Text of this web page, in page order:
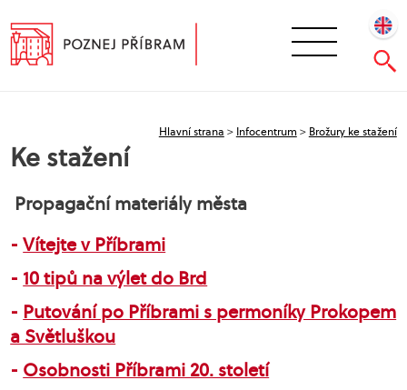
Hlavní strana > Infocentrum> Brožury ke stažení
Ke stažení
Propagační materiály města
Vítejte v Příbrami
10 tipů na výlet do Brd
Putování po Příbrami s permoníky Prokopem
a Světluškou
Osobnosti Příbrami 20. století